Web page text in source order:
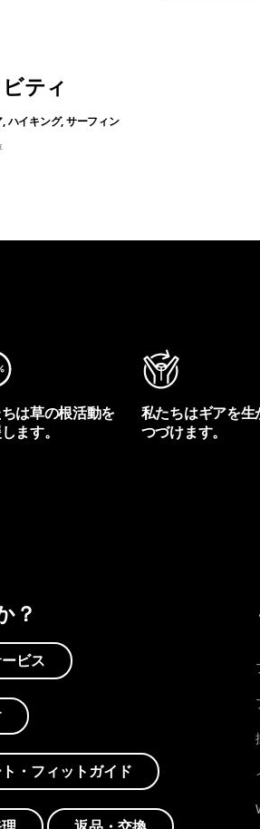
ティ
ハイキング, サーフィン
は草の根活動を
ます。
私たちはギアを生
つづけます。
？
ビス
・フィットガイド